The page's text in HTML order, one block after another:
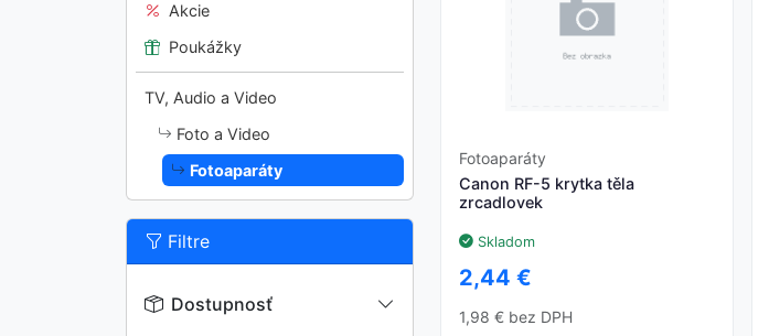
Akcie
Poukážky
TV, Audio a Video
Foto a Video
Fotoaparáty
Filtre
Dostupnosť
Fotoaparáty
Canon RF-5 krytka těla
zrcadlovek
Skladom
2,44 €
1,98 € bez DPH